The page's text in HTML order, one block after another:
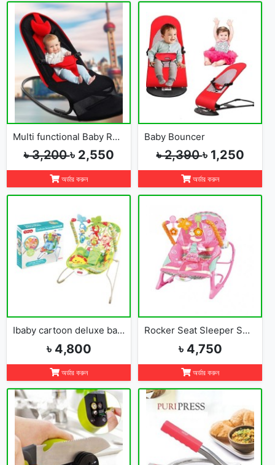
Multi functional Baby Rocking Chair with Adjustable Angle and Safety Belt
৳ 3,200৳ 2,550
অর্ডার করুন
Baby Bouncer
৳ 2,390৳ 1,250
অর্ডার করুন
Ibaby cartoon deluxe baby bouncer
৳ 4,800
অর্ডার করুন
Rocker Seat Sleeper Swing Bouncer Toy Chair Baby
৳ 4,750
অর্ডার করুন